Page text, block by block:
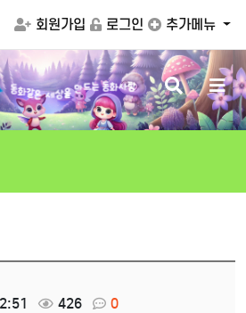
회원가입 로그인 추가메뉴
동화같은 세상을 만드는 동화사랑 검
색
버
튼
메
뉴
버
튼
426 0